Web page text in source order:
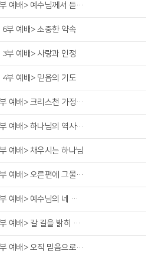
<주일 5부 예배> 예수님께서 듣고 싶어하시는 고백
6부 예배> 소중한 약속
3부 예배> 사랑과 인정
4부 예배> 믿음의 기도
<주일 5부 예배> 크리스천 가정 세우기
<주일 6부 예배> 하나님의 역사하심
예배> 채우시는 하나님
<주일 4부 예배> 오른편에 그물을 던지라
<주일 5부 예배> 예수님의 네 가지 증언
<주일 6부 예배> 갈 길을 밝히 보이시다
<주일 3부 예배> 오직 믿음으로 구하라